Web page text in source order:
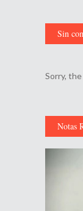
Sin
Sorry,
Notas